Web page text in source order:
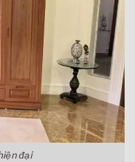
đại